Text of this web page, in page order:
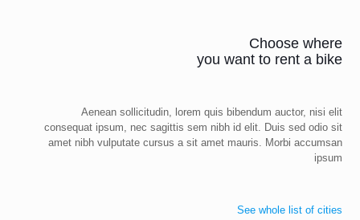
Choose where
you want to rent a bike
Aenean sollicitudin, lorem quis bibendum auctor, nisi elit
consequat ipsum, nec sagittis sem nibh id elit. Duis sed odio sit
amet nibh vulputate cursus a sit amet mauris. Morbi accumsan
ipsum
See whole list of cities